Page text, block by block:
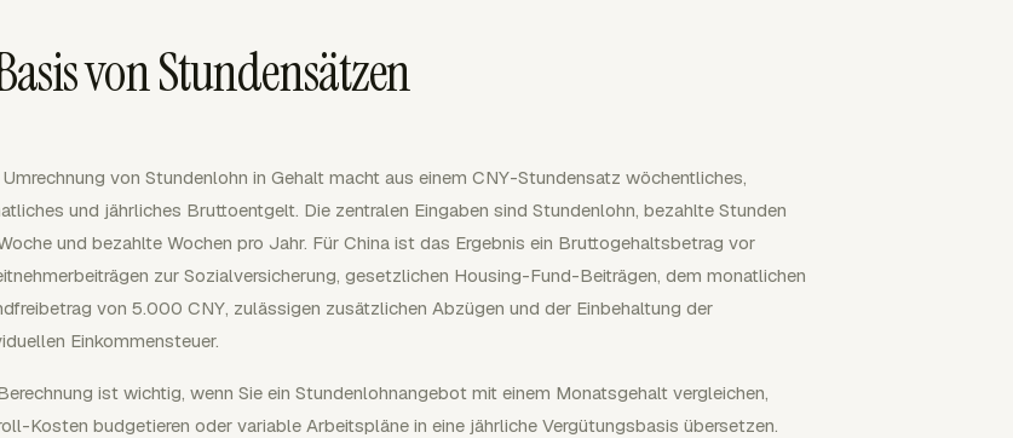
von Stundensätzen
Umrechnung von Stundenlohn in Gehalt macht aus einem CNY-Stundensatz wöchentliches,
und jährliches Bruttoentgelt. Die zentralen Eingaben sind Stundenlohn, bezahlte Stunden
und bezahlte Wochen pro Jahr. Für China ist das Ergebnis ein Bruttogehaltsbetrag vor
zur Sozialversicherung, gesetzlichen Housing-Fund-Beiträgen, dem monatlichen
von 5.000 CNY, zulässigen zusätzlichen Abzügen und der Einbehaltung der
Einkommensteuer.
ist wichtig, wenn Sie ein Stundenlohnangebot mit einem Monatsgehalt vergleichen,
Kosten budgetieren oder variable Arbeitspläne in eine jährliche Vergütungsbasis übersetzen.